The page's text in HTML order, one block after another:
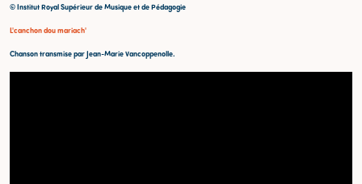
© Institut Royal Supérieur de Musique et de Pédagogie
L'canchon dou mariach'
Chanson transmise par Jean-Marie Vancoppenolle.